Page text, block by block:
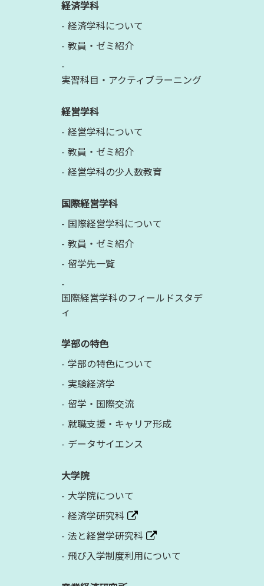
経済学科
経済学科について
教員・ゼミ紹介
実習科目・アクティブラーニング
経営学科
経営学科について
教員・ゼミ紹介
経営学科の少人数教育
国際経営学科
国際経営学科について
教員・ゼミ紹介
留学先一覧
国際経営学科のフィールドスタデ
ィ
学部の特色
学部の特色について
実験経済学
留学・国際交流
就職支援・キャリア形成
データサイエンス
大学院
大学院について
経済学研究科
法と経営学研究科
飛び入学制度利用について